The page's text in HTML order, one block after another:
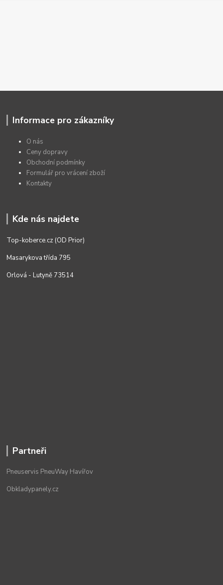
Informace pro zákazníky
O nás
Ceny dopravy
Obchodní podmínky
Formulář pro vrácení zboží
Kontakty
Kde nás najdete
Top-koberce.cz (OD Prior)
Masarykova třída 795
Orlová - Lutyně 73514
Partneři
Pneuservis PneuWay Havířov
Obkladypanely.cz